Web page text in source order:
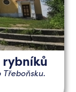
rybníků